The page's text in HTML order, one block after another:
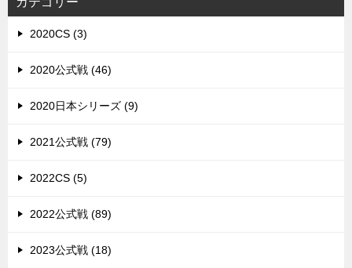
2020CS (3)
2020公式戦 (46)
2020日本シリーズ (9)
2021公式戦 (79)
2022CS (5)
2022公式戦 (89)
2023公式戦 (18)